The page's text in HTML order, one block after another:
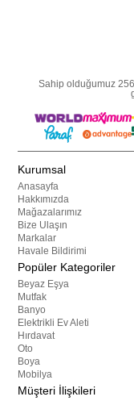
Sahip olduğumuz
Kurumsal
Anasayfa
Hakkımızda
Mağazalarımız
Bize Ulaşın
Markalar
Havale Bildirimi
Popüler Kategoriler
Beyaz Eşya
Mutfak
Banyo
Elektrikli Ev Aleti
Hırdavat
Oto
Boya
Mobilya
Müşteri İlişkileri